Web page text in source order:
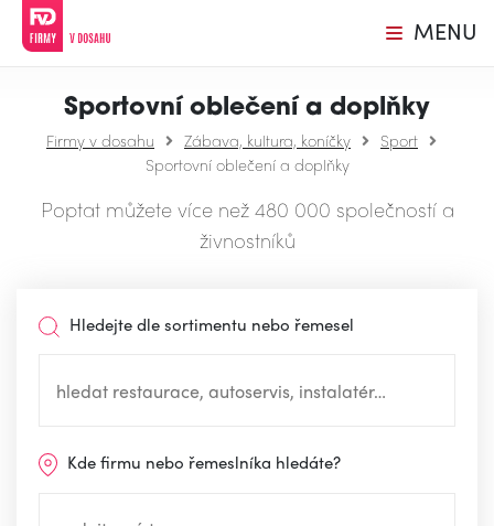
MENU
Sportovní oblečení a doplňky
Firmy v dosahu Zábava, kultura, koníčky
Sport
Sportovní oblečení a doplňky
Poptat můžete více než 480 000 společností a
živnostníků
Hledejte dle sortimentu nebo řemesel
Kde firmu nebo řemeslníka hledáte?